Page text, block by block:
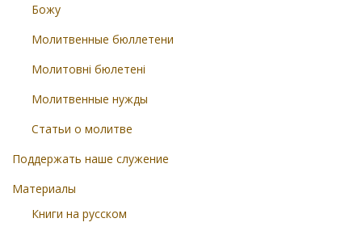
Божу
Молитвенные бюллетени
Молитовні бюлетені
Молитвенные нужды
Статьи о молитве
Поддержать наше служение
Материалы
Книги на русском